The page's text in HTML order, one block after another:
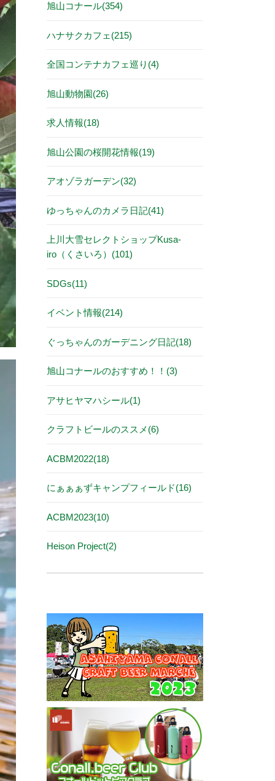
旭山コナール(354)
ハナサクカフェ(215)
全国コンテナカフェ巡り(4)
旭山動物園(26)
求人情報(18)
旭山公園の桜開花情報(19)
アオゾラガーデン(32)
ゆっちゃんのカメラ日記(41)
上川大雪セレクトショップKusa-
iro（くさいろ）(101)
SDGs(11)
イベント情報(214)
ぐっちゃんのガーデニング日記(18)
旭山コナールのおすすめ！！(3)
アサヒヤマハシール(1)
クラフトビールのススメ(6)
ACBM2022(18)
にぁぁぁずキャンプフィールド(16)
ACBM2023(10)
Heison Project(2)